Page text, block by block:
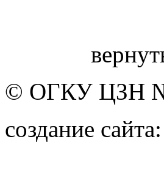
© ОГКУ ЦЗН
создание сайта: